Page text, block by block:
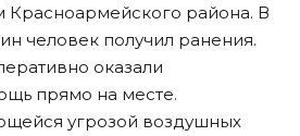
Красноармейского района. В
человек получил ранения.
оказали
прямо на месте.
угрозой воздушных